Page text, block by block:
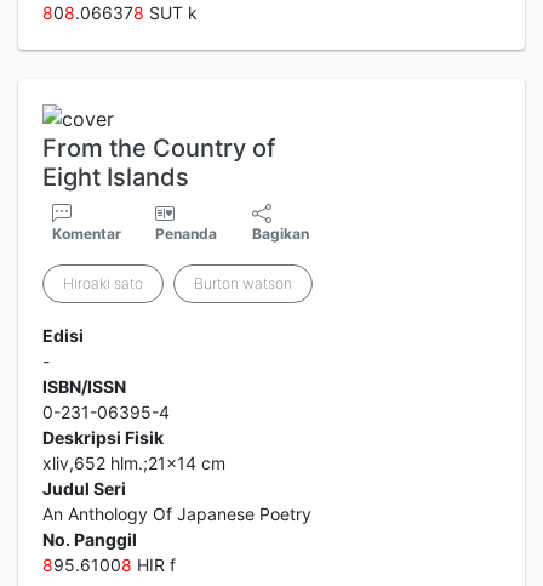
808.066378 SUT k
From the Country of
Eight Islands
Komentar Penanda Bagikan
Hiroaki sato Burton watson
Edisi
-
ISBN/ISSN
0-231-06395-4
Deskripsi Fisik
xliv,652 hlm.;21x14 cm
Judul Seri
An Anthology Of Japanese Poetry
No. Panggil
895.61008 HIR f